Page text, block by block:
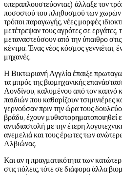
υπεραπλουστεύοντας) άλλαξε τον
ποσοστού του πληθυσμού των χωρών
τρόποι παραγωγής, νέες μορφές
μετέτρεψαν τους αγρότες σε εργάτες,
μεταναστεύσουν από την ύπαιθρο
κέντρα. Ένας νέος κόσμος γεννιέται,
μηχανές.
Η Βικτωριανή Αγγλία έπαιξε
τα μπρός της βιομηχανικής
Λονδίνου, καλυμένου από τον καπνό
παιδιών που καθαρίζουν τσιμινιέρες
γερνούσαν πριν την ώρα τους
βράδυ, έχουν μυθιστορηματοποιηθεί
αντιδιαστολή με την έτερη
ανεμελιά και τους έρωτες των
Αλβιώνας.
Και αν η πραγματικότητα των
στις πόλεις, τότε σε διάφορα άλλα